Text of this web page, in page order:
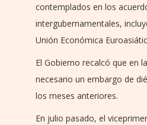
contemplados en los
intergubernamentales,
Unión Económica
El Gobierno recalcó que en
necesario un embargo de
los meses anteriores.
En julio pasado, el